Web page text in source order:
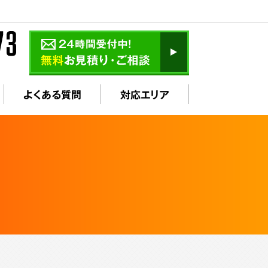
よくある質問 対応エリア